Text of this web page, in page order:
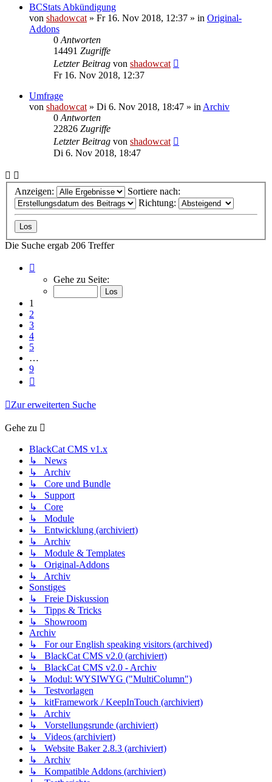
BCStats Abkündigung
von shadowcat » Fr 16. Nov 2018, 12:37 » in Original-
Addons
0 Antworten
14491 Zugriffe
Letzter Beitrag von shadowcat
Fr 16. Nov 2018, 12:37
Umfrage
von shadowcat » Di 6. Nov 2018, 18:47 » in Archiv
0 Antworten
22826 Zugriffe
Letzter Beitrag von shadowcat
Di 6. Nov 2018, 18:47
Anzeigen:
Sortiere nach:
Richtung:
Die Suche ergab 206 Treffer
von
Gehe zu Seite:
1
2
3
4
5
…
9
Zur erweiterten Suche
Gehe zu
BlackCat CMS v1.x
↳ News
↳ Archiv
↳ Core und Bundle
↳ Support
↳ Core
↳ Module
↳ Entwicklung (archiviert)
↳ Archiv
↳ Module & Templates
↳ Original-Addons
↳ Archiv
Sonstiges
↳ Freie Diskussion
↳ Tipps & Tricks
↳ Showroom
Archiv
↳ For our English speaking visitors (archived)
↳ BlackCat CMS v2.0 (archiviert)
↳ BlackCat CMS v2.0 - Archiv
↳ Modul: WYSIWYG ("MultiColumn")
↳ Testvorlagen
↳ kitFramework / KeepInTouch (archiviert)
↳ Archiv
↳ Vorstellungsrunde (archiviert)
↳ Videos (archiviert)
↳ Website Baker 2.8.3 (archiviert)
↳ Archiv
↳ Kompatible Addons (archiviert)